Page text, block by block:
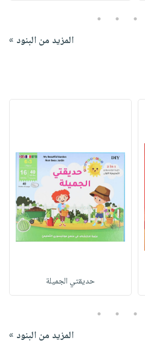
3
4
5
المزيد من البنود »
حديقتي الجميلة
3
4
5
المزيد من البنود »